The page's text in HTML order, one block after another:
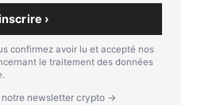
›
confirmez avoir lu et accepté nos
le traitement des données
notre newsletter crypto →